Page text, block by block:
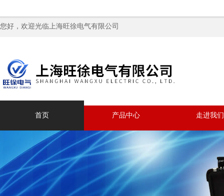
您好，欢迎光临上海旺徐电气有限公司
首页 产品中心 走进我们